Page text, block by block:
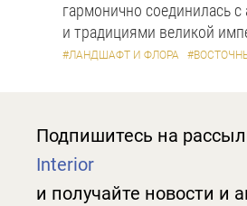
гармонично соединилась с
и традициями великой
#ЛАНДШАФТ И ФЛОРА
Подпишитесь на
Interior
и получайте новости и